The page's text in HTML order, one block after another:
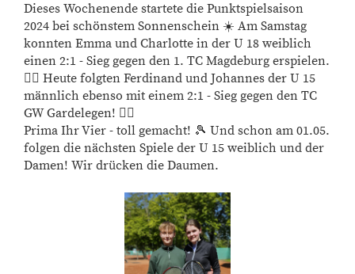
Dieses Wochenende startete die Punktspielsaison
2024 bei schönstem Sonnenschein ☀️ Am Samstag
konnten Emma und Charlotte in der U 18 weiblich
einen 2:1 - Sieg gegen den 1. TC Magdeburg erspielen.
👍🏼 Heute folgten Ferdinand und Johannes der U 15
männlich ebenso mit einem 2:1 - Sieg gegen den TC
GW Gardelegen! 👌🏼
Prima Ihr Vier - toll gemacht! 🎾 Und schon am 01.05.
folgen die nächsten Spiele der U 15 weiblich und der
Damen! Wir drücken die Daumen.